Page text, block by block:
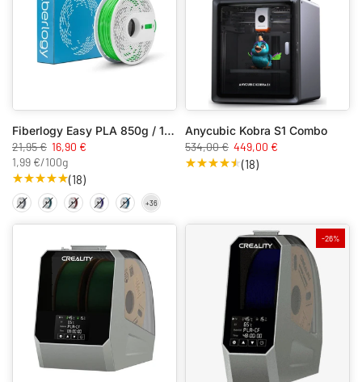
Fiberlogy Easy PLA 850g / 1.75mm
21,95 € 16,90 €
1,99 €/100g
(18)
Anycubic Kobra S1 Combo
534,00 € 449,00 €
(18)
-26%